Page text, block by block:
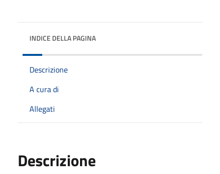
INDICE DELLA PAGINA
Descrizione
A cura di
Allegati
Descrizione